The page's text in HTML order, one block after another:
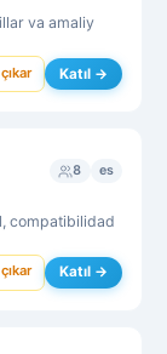
va amaliy
Katıl →
8 es
compatibilidad
Katıl →